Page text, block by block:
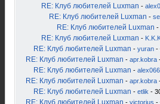
RE: Клуб любителей Luxman -
RE: Клуб любителей Luxman -
RE: Клуб любителей Luxman -
RE: Клуб любителей Luxman -
RE: Клуб любителей Luxman - yuran -
RE: Клуб любителей Luxman - apr.kobra
RE: Клуб любителей Luxman -
RE: Клуб любителей Luxman - apr.kobra
RE: Клуб любителей Luxman - etlik -
RE: Клуб любителей Luxman - victorius -